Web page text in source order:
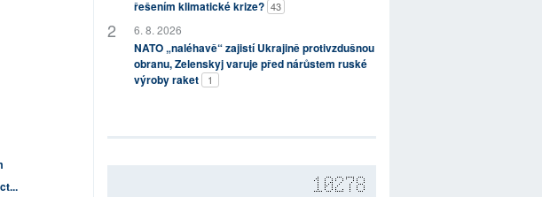
řešením klimatické krize? 43
6. 8. 2026
NATO „naléhavě“ zajistí Ukrajině protivzdušnou
obranu, Zelenskyj varuje před nárůstem ruské
výroby raket
1
10278